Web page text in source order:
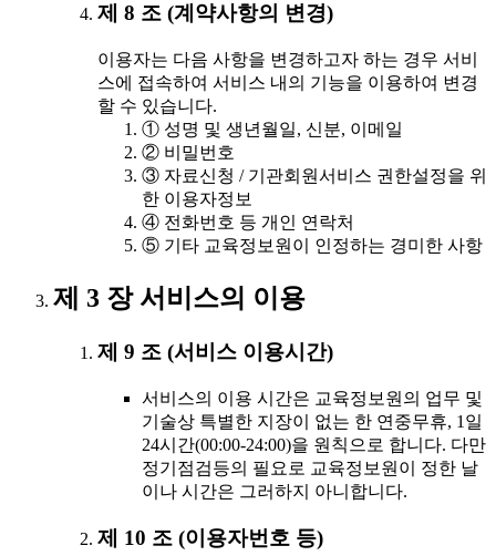
제 8 조 (계약사항의 변경)
이용자는 다음 사항을 변경하고자 하는 경우 서비
스에 접속하여 서비스 내의 기능을 이용하여 변경
할 수 있습니다.
① 성명 및 생년월일, 신분, 이메일
② 비밀번호
③ 자료신청 / 기관회원서비스 권한설정을 위
한 이용자정보
④ 전화번호 등 개인 연락처
⑤ 기타 교육정보원이 인정하는 경미한 사항
제 3 장 서비스의 이용
제 9 조 (서비스 이용시간)
서비스의 이용 시간은 교육정보원의 업무 및
기술상 특별한 지장이 없는 한 연중무휴, 1일
24시간(00:00-24:00)을 원칙으로 합니다. 다만
정기점검등의 필요로 교육정보원이 정한 날
이나 시간은 그러하지 아니합니다.
제 10 조 (이용자번호 등)